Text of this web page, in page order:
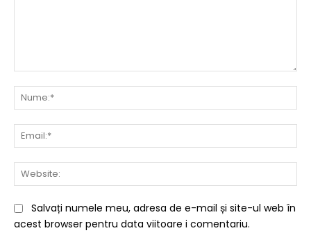
Salvați numele meu, adresa de e-mail și site-ul web în
acest browser pentru data viitoare i comentariu.